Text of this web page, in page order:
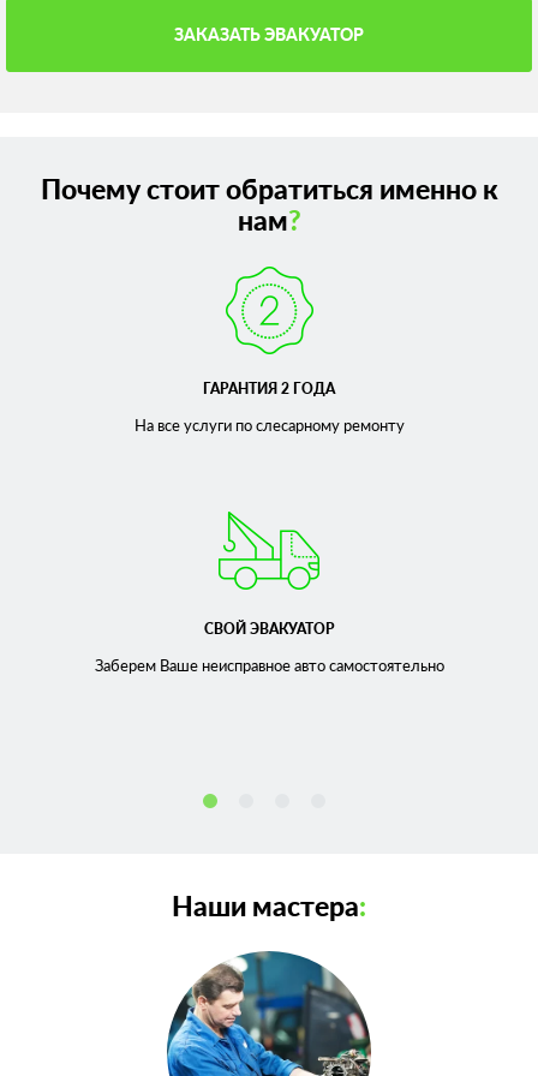
ЗАКАЗАТЬ ЭВАКУАТОР
Почему стоит обратиться именно к
нам?
ГАРАНТИЯ 2 ГОДА
На все услуги по слесарномуремонту
СВОЙ ЭВАКУАТОР
Заберем Ваше неисправноеавто самостоятельно
Наши мастера: